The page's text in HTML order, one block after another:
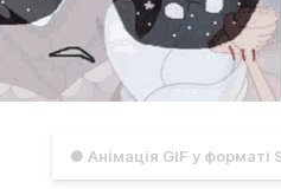
● Анімація GIF у форматі